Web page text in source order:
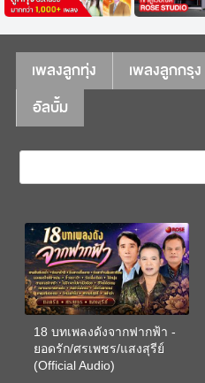
เพลงลูกทุ่ง เพลงลูกกรุง
อัลบั้ม
18 บทเพลงดังจากฟากฟ้า -
ยอดรัก/ศรเพชร/แสงสุรีย์
(Official Audio)